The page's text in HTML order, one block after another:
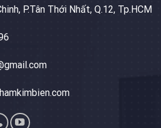
P.Tân Thới Nhất, Q.12, Tp.HCM